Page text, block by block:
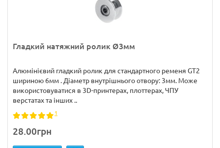
Гладкий натяжний ролик Ø3мм
Алюмінієвий гладкий ролик для стандартного ременя GT2
шириною 6мм . Діаметр внутрішнього отвору: 3мм. Може
використовуватися в 3D-принтерах, плоттерах, ЧПУ
верстатах та інших ..
1
28.00грн